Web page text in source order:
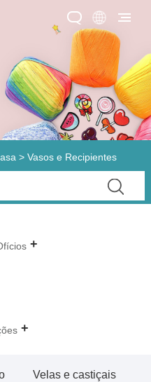
> Vasos e Recipientes
Velas e castiçais